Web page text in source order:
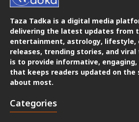
Taza Tadka is a digital media
delivering the latest updates from
entertainment, astrology, lifestyle,
releases, trending stories, and viral
is to provide informative,
that keeps readers updated on the
about most.
Categories